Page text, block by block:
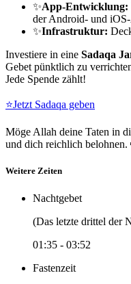
✨App-Entwicklung:
der Android- und
✨Infrastruktur:
Investiere in eine Sadaqa
Gebet pünktlich zu
Jede Spende zählt!
⭐Jetzt Sadaqa geben
Möge Allah deine Taten in
und dich reichlich belohnen.
Weitere Zeiten
Nachtgebet
(Das letzte drittel der
01:35 - 03:52
Fastenzeit